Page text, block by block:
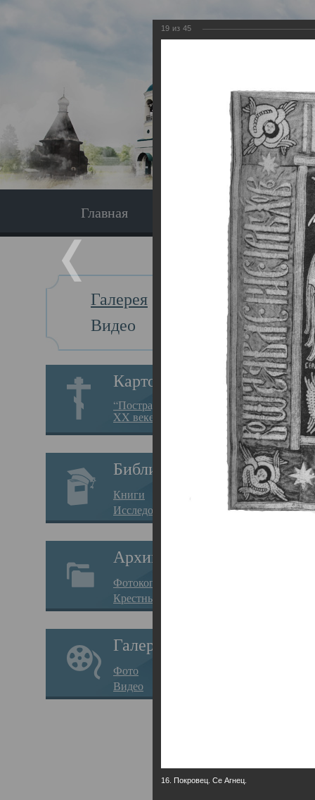
Главная Экскурсия
Галерея
Видео
Картотека
“Пострадавшие за веру в
XX веке на Севере”
Библиотека
Книги
Исследования
Архив
Фотокопии дел
Крестные ходы
Галерея
Фото
Видео
Главная
19 из 45
16. Покровец. Се Агнец.